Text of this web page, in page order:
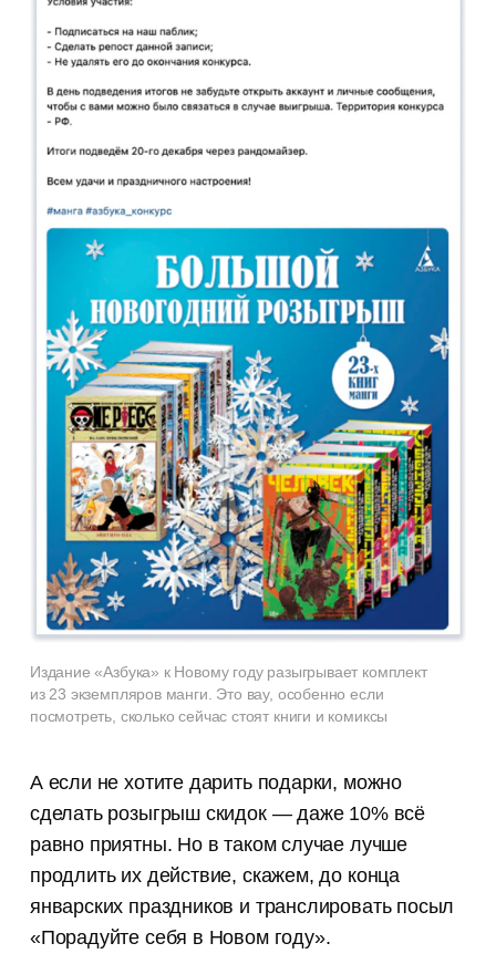
Издание «Азбука» к Новому году разыгрывает комплект
из 23 экземпляров манги. Это вау, особенно если
посмотреть, сколько сейчас стоят книги и комиксы
А если не хотите дарить подарки, можно
сделать розыгрыш скидок — даже 10% всё
равно приятны. Но в таком случае лучше
продлить их действие, скажем, до конца
январских праздников и транслировать посыл
«Порадуйте себя в Новом году».